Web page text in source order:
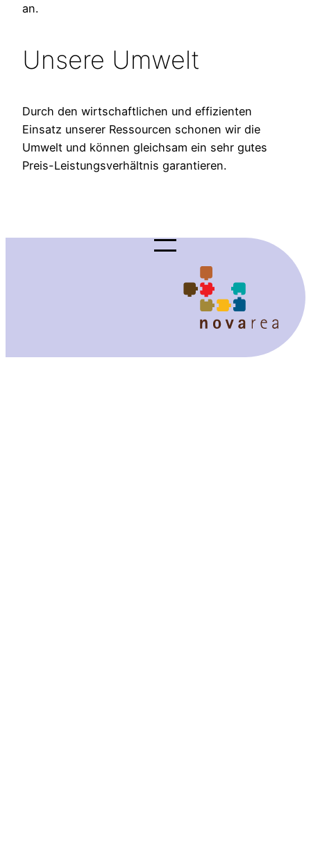
an.
Unsere Umwelt
Durch den wirtschaftlichen und effizienten
Einsatz unserer Ressourcen schonen wir die
Umwelt und können gleichsam ein sehr gutes
Preis-Leistungsverhältnis garantieren.